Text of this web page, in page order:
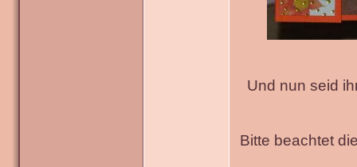
Und nun seid
Bitte beachtet